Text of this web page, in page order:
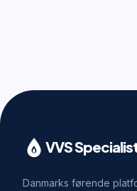
VVS
Danmarks førende